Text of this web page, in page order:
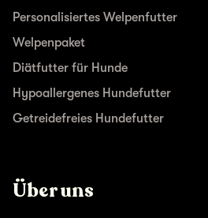
Personalisiertes Welpenfutter
Welpenpaket
Diätfutter für Hunde
Hypoallergenes Hundefutter
Getreidefreies Hundefutter
Über uns